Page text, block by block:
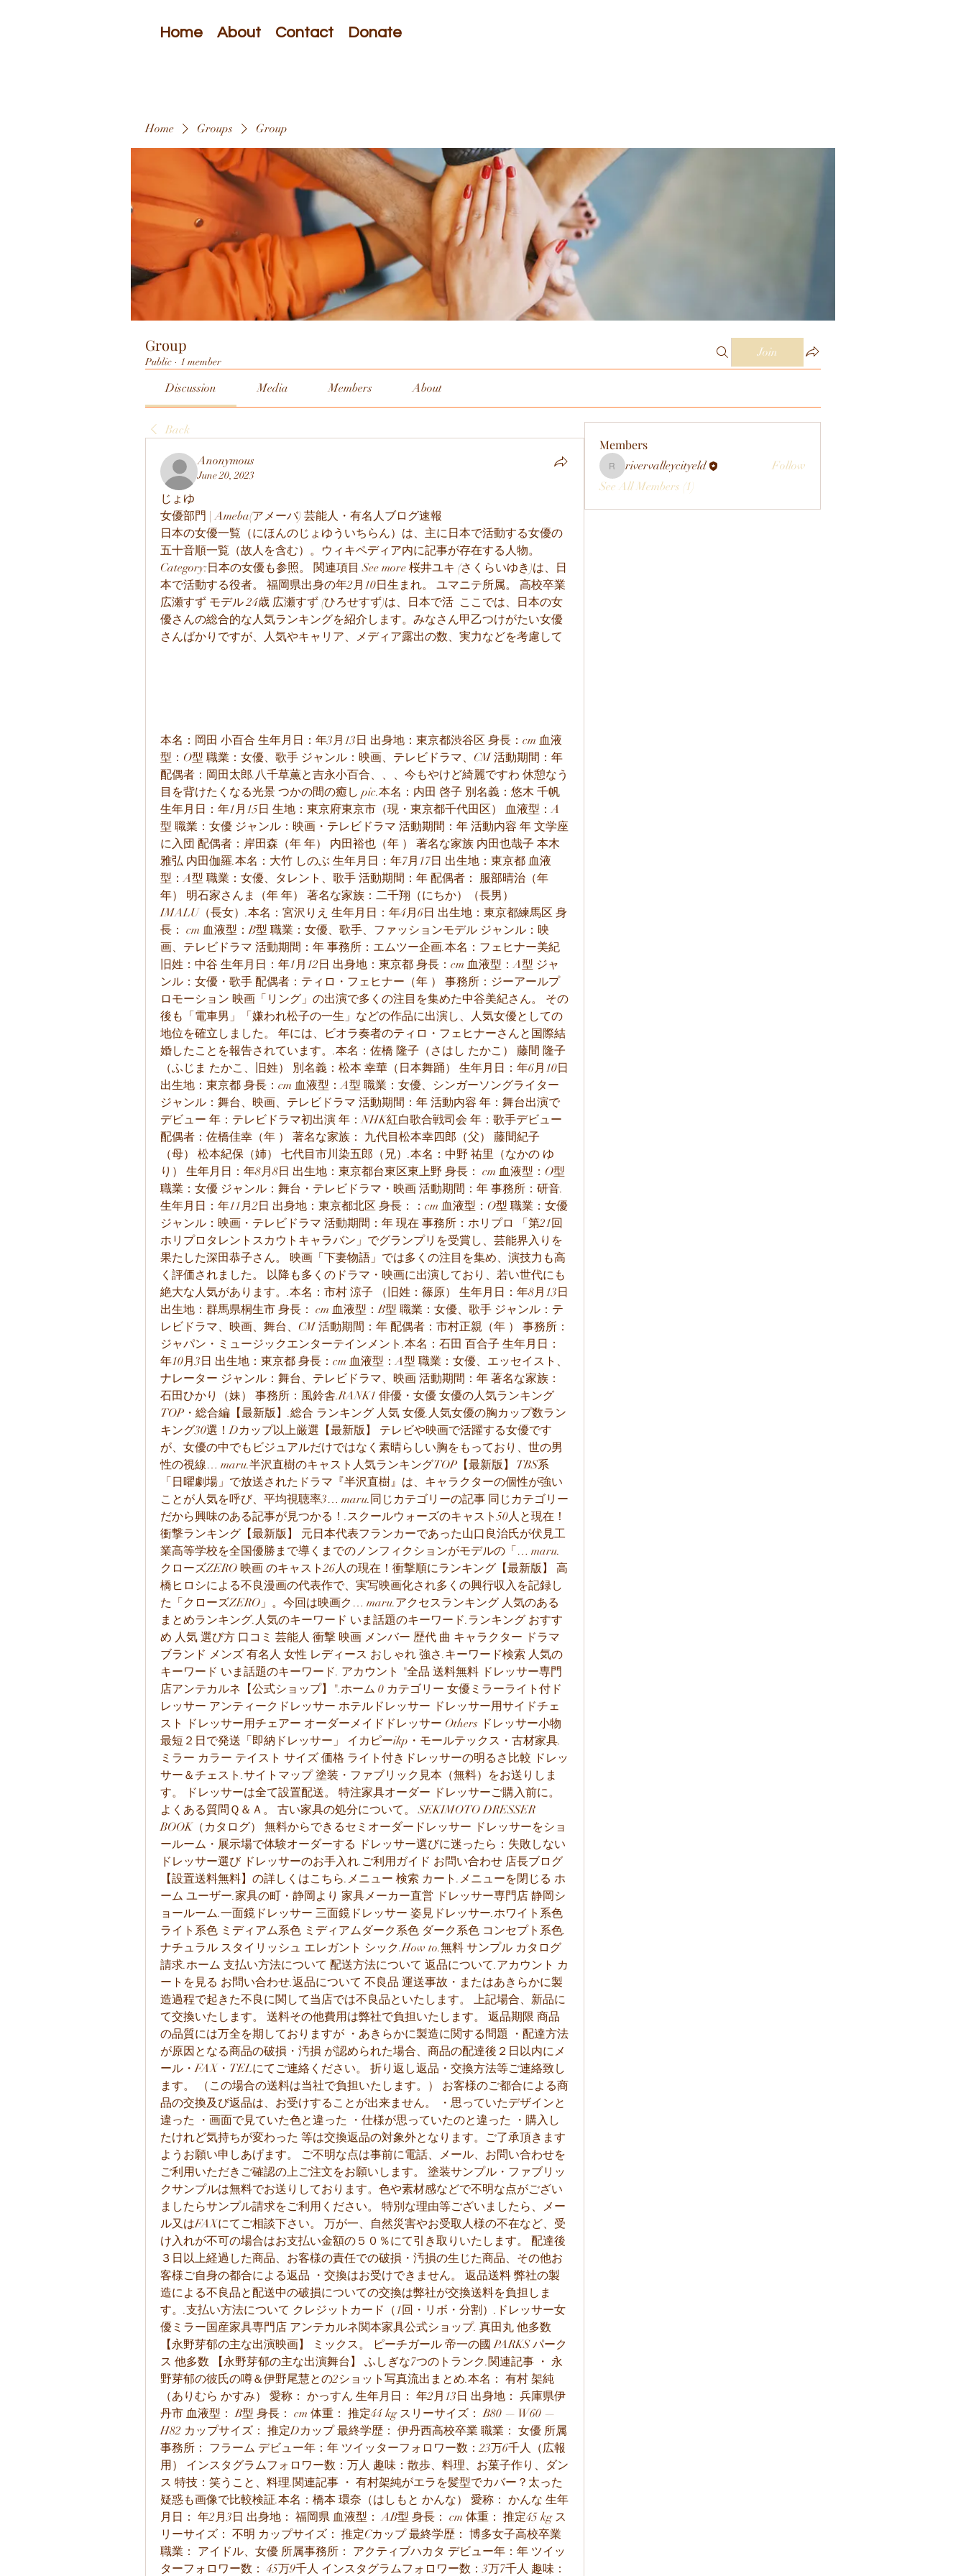
Home About Contact Donate
Home Groups Group
Group
Public · 1 member
Join
Discussion Media Members About
Back
Anonymous
June 20, 2023
じょゆ
女優部門 | Ameba(アメーバ) 芸能人・有名人ブログ速報
日本の女優一覧（にほんのじょゆういちらん）は、主に日本で活動する女優の
五十音順一覧（故人を含む）。ウィキペディア内に記事が存在する人物。
Category:日本の女優も参照。 関連項目 See more 桜井ユキ (さくらいゆき)は、日
本で活動する役者。 福岡県出身の年2月10日生まれ。 ユマニテ所属。 高校卒業
広瀬すず モデル 24歳 広瀬すず (ひろせすず)は、日本で活  ここでは、日本の女
優さんの総合的な人気ランキングを紹介します。みなさん甲乙つけがたい女優
さんばかりですが、人気やキャリア、メディア露出の数、実力などを考慮して
本名：岡田 小百合 生年月日：年3月13日 出身地：東京都渋谷区 身長：cm 血液型：O型 職業：女優、歌手 ジャンル：映画、テレビドラマ、CM 活動期間：年 配偶者：岡田太郎.八千草薫と吉永小百合、、、今もやけど綺麗ですわ 休憩なう 目を背けたくなる光景 つかの間の癒し pic.本名：内田 啓子 別名義：悠木 千帆 生年月日：年1月15日 生地：東京府東京市（現・東京都千代田区） 血液型：A型 職業：女優 ジャンル：映画・テレビドラマ 活動期間：年 活動内容 年 文学座に入団 配偶者：岸田森（年 年） 内田裕也（年 ） 著名な家族 内田也哉子 本木雅弘 内田伽羅.本名：大竹 しのぶ 生年月日：年7月17日 出生地：東京都 血液型：A型 職業：女優、タレント、歌手 活動期間：年 配偶者： 服部晴治（年 年） 明石家さんま（年 年） 著名な家族：二千翔（にちか）（長男） IMALU（長女）.本名：宮沢りえ 生年月日：年4月6日 出生地：東京都練馬区 身長： cm 血液型：B型 職業：女優、歌手、ファッションモデル ジャンル：映画、テレビドラマ 活動期間：年 事務所：エムツー企画.本名：フェヒナー美紀 旧姓：中谷 生年月日：年1月12日 出身地：東京都 身長：cm 血液型：A型 ジャンル：女優・歌手 配偶者：ティロ・フェヒナー（年 ） 事務所：ジーアールプロモーション 映画「リング」の出演で多くの注目を集めた中谷美紀さん。 その後も「電車男」「嫌われ松子の一生」などの作品に出演し、人気女優としての地位を確立しました。 年には、ビオラ奏者のティロ・フェヒナーさんと国際結婚したことを報告されています。.本名：佐橋 隆子（さはし たかこ） 藤間 隆子（ふじま たかこ、旧姓） 別名義：松本 幸華（日本舞踊） 生年月日：年6月10日 出生地：東京都 身長：cm 血液型：A型 職業：女優、シンガーソングライター ジャンル：舞台、映画、テレビドラマ 活動期間：年 活動内容 年：舞台出演でデビュー 年：テレビドラマ初出演 年：NHK紅白歌合戦司会 年：歌手デビュー 配偶者：佐橋佳幸（年 ） 著名な家族： 九代目松本幸四郎（父） 藤間紀子（母） 松本紀保（姉） 七代目市川染五郎（兄）.本名：中野 祐里（なかの ゆり） 生年月日：年8月8日 出生地：東京都台東区東上野 身長： cm 血液型：O型 職業：女優 ジャンル：舞台・テレビドラマ・映画 活動期間：年 事務所：研音.生年月日：年11月2日 出身地：東京都北区 身長：：cm 血液型：O型 職業：女優 ジャンル：映画・テレビドラマ 活動期間：年 現在 事務所：ホリプロ 「第21回ホリプロタレントスカウトキャラバン」でグランプリを受賞し、芸能界入りを果たした深田恭子さん。 映画「下妻物語」では多くの注目を集め、演技力も高く評価されました。 以降も多くのドラマ・映画に出演しており、若い世代にも絶大な人気があります。.本名：市村 涼子 （旧姓：篠原） 生年月日：年8月13日 出生地：群馬県桐生市 身長： cm 血液型：B型 職業：女優、歌手 ジャンル：テレビドラマ、映画、舞台、CM 活動期間：年 配偶者：市村正親（年 ） 事務所：ジャパン・ミュージックエンターテインメント.本名：石田 百合子 生年月日：年10月3日 出生地：東京都 身長：cm 血液型：A型 職業：女優、エッセイスト、ナレーター ジャンル：舞台、テレビドラマ、映画 活動期間：年 著名な家族：石田ひかり（妹） 事務所：風鈴舎.RANK1 俳優・女優 女優の人気ランキングTOP・総合編【最新版】.総合 ランキング 人気 女優.人気女優の胸カップ数ランキング30選！Dカップ以上厳選【最新版】 テレビや映画で活躍する女優ですが、女優の中でもビジュアルだけではなく素晴らしい胸をもっており、世の男性の視線… maru.半沢直樹のキャスト人気ランキングTOP【最新版】 TBS系「日曜劇場」で放送されたドラマ『半沢直樹』は、キャラクターの個性が強いことが人気を呼び、平均視聴率3… maru.同じカテゴリーの記事 同じカテゴリーだから興味のある記事が見つかる！.スクールウォーズのキャスト50人と現在！衝撃ランキング【最新版】 元日本代表フランカーであった山口良治氏が伏見工業高等学校を全国優勝まで導くまでのノンフィクションがモデルの「… maru.クローズZERO 映画 のキャスト26人の現在！衝撃順にランキング【最新版】 高橋ヒロシによる不良漫画の代表作で、実写映画化され多くの興行収入を記録した「クローズZERO」。今回は映画ク… maru.アクセスランキング 人気のあるまとめランキング.人気のキーワード いま話題のキーワード.ランキング おすすめ 人気 選び方 口コミ 芸能人 衝撃 映画 メンバー 歴代 曲 キャラクター ドラマ ブランド メンズ 有名人 女性 レディース おしゃれ 強さ.キーワード検索 人気のキーワード いま話題のキーワード. アカウント "全品 送料無料 ドレッサー専門店アンテカルネ【公式ショップ】".ホーム 0 カテゴリー 女優ミラーライト付ドレッサー アンティークドレッサー ホテルドレッサー ドレッサー用サイドチェスト ドレッサー用チェアー オーダーメイドドレッサー Others ドレッサー小物 最短２日で発送「即納ドレッサー」 イカピーikp・モールテックス・古材家具.ミラー カラー テイスト サイズ 価格 ライト付きドレッサーの明るさ比較 ドレッサー＆チェスト.サイトマップ 塗装・ファブリック見本（無料）をお送りします。 ドレッサーは全て設置配送。 特注家具オーダー ドレッサーご購入前に。よくある質問Ｑ＆Ａ。 古い家具の処分について。 SEKIMOTO DRESSER BOOK（カタログ） 無料からできるセミオーダードレッサー ドレッサーをショールーム・展示場で体験オーダーする ドレッサー選びに迷ったら：失敗しないドレッサー選び ドレッサーのお手入れ.ご利用ガイド お問い合わせ 店長ブログ 【設置送料無料】の詳しくはこちら.メニュー 検索 カート.メニューを閉じる ホーム ユーザー.家具の町・静岡より 家具メーカー直営 ドレッサー専門店 静岡ショールーム.一面鏡ドレッサー 三面鏡ドレッサー 姿見ドレッサー.ホワイト系色 ライト系色 ミディアム系色 ミディアムダーク系色 ダーク系色 コンセプト系色.ナチュラル スタイリッシュ エレガント シック.How to.無料 サンプル カタログ請求.ホーム 支払い方法について 配送方法について 返品について.アカウント カートを見る お問い合わせ.返品について 不良品 運送事故・またはあきらかに製造過程で起きた不良に関して当店では不良品といたします。 上記場合、新品にて交換いたします。 送料その他費用は弊社で負担いたします。 返品期限 商品の品質には万全を期しておりますが ・あきらかに製造に関する問題 ・配達方法が原因となる商品の破損・汚損 が認められた場合、商品の配達後２日以内にメール・FAX・TELにてご連絡ください。 折り返し返品・交換方法等ご連絡致します。 （この場合の送料は当社で負担いたします。） お客様のご都合による商品の交換及び返品は、お受けすることが出来ません。 ・思っていたデザインと違った ・画面で見ていた色と違った ・仕様が思っていたのと違った ・購入したけれど気持ちが変わった 等は交換返品の対象外となります。ご了承頂きますようお願い申しあげます。 ご不明な点は事前に電話、メール、お問い合わせをご利用いただきご確認の上ご注文をお願いします。 塗装サンプル・ファブリックサンプルは無料でお送りしております。色や素材感などで不明な点がございましたらサンプル請求をご利用ください。 特別な理由等ございましたら、メール又はFAXにてご相談下さい。 万が一、自然災害やお受取人様の不在など、受け入れが不可の場合はお支払い金額の５０％にて引き取りいたします。 配達後３日以上経過した商品、お客様の責任での破損・汚損の生じた商品、その他お客様ご自身の都合による返品 ・交換はお受けできません。 返品送料 弊社の製造による不良品と配送中の破損についての交換は弊社が交換送料を負担します。.支払い方法について クレジットカード（1回・リボ・分割）.ドレッサー女優ミラー国産家具専門店 アンテカルネ関本家具公式ショップ. 真田丸 他多数 【永野芽郁の主な出演映画】 ミックス。 ピーチガール 帝一の國 PARKS パークス 他多数 【永野芽郁の主な出演舞台】 ふしぎな7つのトランク.関連記事 ・ 永野芽郁の彼氏の噂＆伊野尾慧との2ショット写真流出まとめ.本名： 有村 架純 （ありむら かすみ） 愛称： かっすん 生年月日： 年2月13日 出身地： 兵庫県伊丹市 血液型： B型 身長： cm 体重： 推定44 kg スリーサイズ： B80 — W60 — H82 カップサイズ： 推定Dカップ 最終学歴： 伊丹西高校卒業 職業： 女優 所属事務所： フラーム デビュー年：年 ツイッターフォロワー数：23万6千人（広報用） インスタグラムフォロワー数：万人 趣味：散歩、料理、お菓子作り、ダンス 特技：笑うこと、料理.関連記事 ・ 有村架純がエラを髪型でカバー？太った疑惑も画像で比較検証.本名：橋本 環奈（はしもと かんな） 愛称： かんな 生年月日： 年2月3日 出身地： 福岡県 血液型： AB型 身長： cm 体重： 推定45 kg スリーサイズ： 不明 カップサイズ： 推定Cカップ 最終学歴： 博多女子高校卒業 職業： アイドル、女優 所属事務所： アクティブハカタ デビュー年：年 ツイッターフォロワー数： 45万9千人 インスタグラムフォロワー数：3万7千人 趣味：映画鑑賞、スポーツ観戦 特技：タップダンス.関連記事 ・ 橋本環奈の双子の兄・母親など家族まとめ！目は茶色いがハーフではない【画像あり】.本名：大石 鈴華（おおいし すずか） 愛称： ぶすっぴー、すずぽん、 生年月日： 年6月19日 出身地： 静岡県静岡市清水区 血液型： AB型 身長： cm 体重： 推定42 kg スリーサイズ： B77 — B56 — H80cm カップサイズ： 推定Cカップ 最終学歴： あずさ第一高等学校卒業 職業： 女優、ファッションモデル 所属事務所： フォスタープラス デビュー年：年 ツイッターフォロワー数： 万4千人 インスタグラムフォロワー数：なし 趣味：音楽鑑賞 特技：バスケットボール.関連記事 ・ 「広瀬すず」の彼氏や性格！中学時代のキスプリクラ画像・ジャニーズ宮近海斗とのLINE流出などのスキャンダルまとめ.本名：原麻 里奈（はらあさ りな） 愛称： ホマキ、真希ちゃん 生年月日： 年10月6日 出身地： 東京都清瀬市 血液型： B型 身長： cm 体重： 48 kg スリーサイズ： B78 — W58 — H83 カップサイズ： Cカップ 最終学歴： 日本女子体育大学付属二階堂高校 職業： 元女優 所属事務所： 元スウィートパワー デビュー年：年 引退年：年 ツイッターフォロワー数： なし インスタグラムフォロワー数：なし 趣味：ジョギング、筋トレ 特技：裁縫.野ブタ。をプロデュース 電車男 他多数 【堀北真希の主な出演映画】 蜩ノ記 麦子さんと 県庁おもてなし課 他多数 【堀北真希の主な出演CM】 ライオン クリニカ アドバンテージ ノーリツ サイクルベースあさひ 他多数.関連記事 ・ 堀北真希が山本耕史の子供を出産も芸能界引退！現在までの2人まとめ.関連記事 ・ 沢尻エリカと元旦那・高城剛の結婚式や離婚原因＆子供の有無まとめ ・ 沢尻エリカ「別に」事件＆中山秀征との和解まとめ！最近の様子も.関連記事 ・ 上戸彩とHIROに離婚の噂！？馴れ初めと結婚・子供・現在の2人まとめ ・ 上戸彩の激やせは離婚危機が原因？体重と身長～痩せた現在まとめ.関連記事 ・ 蒼井優の彼氏遍歴＆結婚情報！岡田准一・鈴木浩介など元カレ6人も徹底紹介 ・ 蒼井優の彼氏・石崎ひゅーいの本名は？身長・高校・母の死も調査【Mステの夜間飛行で有名に】.関連記事 ・ 宮崎あおいと二階堂ふみ、顔と性格の違いを徹底比較【共演NG・不仲の噂もまとめ】 ・ 宮崎あおいが鼻の整形失敗？顔の変化を昔と現在の画像で比較検証！.本名：満島 ひかり（みつしま ひかり） 生年月日： 年11月30日 出身地： 沖縄県沖縄市 血液型： A型 身長： cm 体重： 推定45 kg スリーサイズ： B75 — W TVREPORT  キーワード 麹菌 塩麹.人気の記事 発酵食品事典 塩麹（しおこうじ）とは？｜肉や魚と相性抜群の万能調味料の作り方・レシピ  名前：山本舞香 やまもとまいか 生年月日：年10月13日 出身：鳥取県米子市 身長：cm 血液型：B型.名前：大原櫻子 おおはらさくらこ 生年月日：年1月10日 出身：東京都 身長：cm 血液型：A型.名前：唐田えりか からたえりか 生年月日：年9月19日 出身：千葉県 身長：cm 血液型：A型.名前：岡本夏美 おかもとなつみ 生年月日：年7月1日 出身：神奈川県 身長：cm 血液型：B型.名前：桜庭ななみ さくらばななみ 生年月日：年10月17日 出身：鹿児島県 身長：cm 血液型：O型.名前：平祐奈 たいらゆうな 生年月日：年11月12日 出身：兵庫県神戸市 身長：cm 血液型：O型.名前：川栄李奈 かわえいりな 生年月日：年2月12日 出身：神奈川県 身長：cm 血液型：A型.名前：吉川愛 よしかわあい 生年月日：年10月28日 出身：東京都 身長：cm 血液型：A型.名前：大友花恋 おおともかれん 本名：大澤花恋 おおさわかれん 生年月日：年10月9日 出身：群馬県高崎市 身長：cm 血液型：A型.名前：小芝風花 こしばふうか 生年月日：年4月16日 出身：大阪府堺市 身長：cm 血液型：A型.名前：相楽樹 さがらいつき 生年月日：年3月4日 出身：埼玉県 身長：cm 血液型：O型.名前：上白石萌音 かみしらいしもね 生年月日：年1月27日 出身：鹿児島県鹿屋市 身長：cm 血液型：AB型.名前：福原遥 ふくはらはるか 生年月日：年8月28日 出身：埼玉県 身長：cm 血液型：A型.名前：葵わかな あおいわかな 生年月日：年6月30日 出身：神奈川県 身長：cm 血液型：A型.名前：新木優子 あらきゆうこ 生年月日：年12月15日 出身：東京都板橋区 身長：cm 血液型：A型.名前：黒島結菜 くろしまゆいな 生年月日：年3月15日 出身：沖縄県糸満市 身長：cm 血液型：A型.名前：山本美月 やまもとみづき 生年月日：年7月18日 出身：福岡県福岡市 身長：cm 血液型：A型.名前：中条あやみ なかじょうあやみ 生年月日：年2月4日 出身：大阪府大阪市阿倍野区 身長：cm 血液型：A型.名前：広瀬アリス ひろせありす 生年月日：年12月4日 出身：静岡県 身長：cm 血液型：AB型.名前：池田エライザ いけだえらいざ 生年月日：年4月16日 出身：福岡県 身長：cm 血液型：B型.名前：吉本実憂 よしもとみゆ 生年月日：年12月28日 出身：福岡県北九州市 身長：cm 血液型：AB型.名前：松井愛莉 まついあいり 生年月日：年12月26日 出身：福島県いわき市 身長：cm.名前：桜井日奈子 さくらいひなこ 生年月日：年4月2日 出身：岡山県岡山市 身長：cm 血液型：O型.名前：本田翼 ほんだつばさ 生年月日：年6月27日 出身：東京都 身長：cm 血液型：O型.名前：川口春奈 かわぐちはるな 生年月日：年2月10日 出身：長崎県五島市 身長：cm 血液型：O型.名前：土屋太鳳 つちやたお 生年月日：年2月3日 出身：東京都 身長：cm 血液型：O型.名前：飯豊まりえ いいとよまりえ 本名：飯豊万理江 いいとよまりえ 生年月日：年1月5日 出身：千葉県千葉市 身長：cm 血液型：B型.名前：永野芽郁 ながのめい 生年月日：年9月24日 出身：東京都 身長：cm 血液型：AB型.名前：芳根京子 よしねきょうこ 生年月日：年2月28日 出身：東京都 身長：cm 血液型：A型.名前：門脇麦 かどわきむぎ 生年月日：年8月10日 出身：アメリカ合衆国ニューヨーク州 身長：cm 血液型：B型.名前：橋本愛 はしもとあい 生年月日：年1月12日 出身：熊本県熊本市 身長：cm 血液型：O型.名前：のん 本名：能年玲奈 のうねんれな 生年月日：年7月13日 出身：兵庫県神崎郡神河町 身長：cm 血液型：A型.名前：二階堂ふみ にかいどうふみ 生年月日：年9月21日 出身：沖縄県那覇市 身長：cm 血液型：O型.名前：松岡茉優 まつおかまゆ 生年月日：年2月16日 出身：東京都 身長：cm 血液型：B型.名前：杉咲花 すぎさきはな 生年月日：年10月2日 出身：東京都 身長：cm 血液型：B型.名前：吉岡里帆 よしおかりほ 生年月日：年1月15日 出身：京都府京都市右京区 身長：cm 血液型：B型.名前：高畑充希 たかはたみつき 生年月日：年12月14日 出身：大阪府東大阪市 身長：cm 血液型：AB型.名前：小松菜奈 こまつなな 生年月日：年2月16日 出身：東京都 身長：cm 血液型：O型.名前：波留 はる 生年月日：年7月17日 出身：東京都 身長：cm 血液型：A型.名前：有村架純 ありむらかすみ 生年月日：年2月13日 出身：兵庫県伊丹市 身長：cm 血液型：B型.名前：浜辺美波 はまべみなみ 生年月日：年8月29日 出身：石川県 身長：cm 血液型：B型.名前：橋本環奈 はしもとかんな 生年月日：年2月3日 出身：福岡県 身長：cm 血液型：AB型.名前：広瀬すず ひろせすず 生年月日：年6月19日 出身：静岡県静岡市清水区 身長：cm 血液型：AB型.記事に関連するキーワード キーワードからまとめを探す.斉藤慶子の現在！昔や若い頃・旦那や子供・再婚後の自宅豪邸でのセレブ生活も総まとめ sumichel views.吉野公佳の現在！大野智やミスチル桜井和寿など噂の彼氏・小嶺麗奈との関係も総まとめ yujitake views.松山メアリ 武田航平の嫁 の現在！結婚と子供・ハーフ説や経歴もまとめ himawari views.桜井幸子の現在！引退理由・2度の結婚と旦那情報など総まとめ goboutree views.白坂紀子 志垣太郎の嫁 の若い頃と現在！馴れ初めや結婚生活・子供の匠・最新情報も総まとめ himawari views.大森裕子 窪寺昭の嫁 の現在！子供や旦那の死去・半沢直樹への女優出演など総まとめ yujitake views.中江里香 村田雄浩の嫁 の若い頃と現在！結婚と子供 娘 ・家族との確執などを総まとめ【渡る世間は鬼ばかりで共演】 gurung views.中村愛美の現在！ブブカ写真や不適切な交際の噂・結婚やすごい演技も総まとめ【GTO相沢みやび役】 sumichel views.iKONメンバー人気順ランキング＜国総合・日本・韓国別＞とプロフィールを紹介【最新版】 Luccy views.Red Velvetのメンバー人気順ランキングTOP5＜国総合・日本・韓国＞身長などプロフィールも紹介【年版】 Luccy views.大手の芸能事務所ランキングTOP60と勢力図まとめ【最新版】 Aimy views.整形でなりたい顔ランキング50選・女性男性別TOP25【最新版】 Aimy views.ハロプロ研修生の人気順ランキング最新TOP30～年版を公開 goboutree views.ロンハーの奇跡の一枚・歴代50名！衝撃順にランキング【年最新版】 Aimy views.女性芸能人の人気ランキング最新TOP50～露出度や好感度の高い有名人【最新版】 Aimy views.記事へのコメント 気軽に意見を書いてね.コメントをキャンセル 新しいコメントをメールで通知 新しい投稿をメールで受け取る.前後の記事 興味があればチェックしてね.佐々木つとむ殺人事件の犯人は愛人の中野美沙！殺害現場や心霊現象などその後・現在まで総まとめ entamenews views.平原まこと 平原綾香の父親 の死因！家族や天理教の噂・病気の胃がんまとめ yujitake views.カテゴリー一覧 カテゴリーからまとめを探す.同じカテゴリーのアクセスランキング 同じカテゴリーだから興味のある記事が見つかる！.女優の胸カップ数ランキング51選！貧乳から巨乳 A～Hカップ まで総まとめ【最新版】 gurung views.人気の60代以上女優ランキング95選・最新版を投票で決定【大ベテランばかり！】 Aimy views.黒木香の転落事故と現在！村西とおるとの関係もまとめ【ワキ毛の女王】 yujitake views.俳優の年収ランキングTOP50・最新版！若手からベテランまで mpori views.AV男優イケメン人気ランキングTOP25！女性向け作品で注目【最新版】 passpi views.歴代＆現在の人気子役ランキング65選！男の子・女の子別【最新版】 Aimy views.里中まりあ射殺事件と犯人・寺田幸雄の現在！動機や判決も総まとめ gurung views.コトー診療所たけひろ子役・富岡涼の現在！大学や職業など引退後も総まとめ yujitake views.有田気恵の現在！母親や家親・音大のフルート科卒業の噂・結婚や病気説など最新情報も総まとめ gurung views.演技力のある俳優40選！演技が上手いランキングを公開【最新版】 Aimy views.宮本真希 宝塚女優 の現在！前バリなし映画や結婚も総まとめ【画像付き】 sakuraaaa39 views.死亡したAV女優12選！自殺・病死・不審死・急死など闇が深い【最新版】 passpi views.玄也の死因と自殺や遺書の内容～早乙女太一やすみれとの関係を総まとめ passpi views.黒石高大の昔と現在！弱い噂や関東連合との関係・戦績・母親と妹・年収や愛車・彼女や結婚も総まとめ himawari views.AKB卒業後にAV女優に転向した10人まとめ・最新版【AKB48・SKE48・NMB48・HKT48】 passpi views.最新の記事 NewSeeの新着記事もお見逃しなく.さらぴょん 女子大生社長 の現在！動画流出と作品名・消えた理由・経歴や大学・本名と年齢を総まとめ gurung views.あきるな 動物Youtuber の現在！逮捕や真実・結婚や子供・本名と年齢・素顔とマスクの理由を総まとめ【あきと・るな】 gurung views.木山将吾の現在！本名と顔写真や若い頃・ジャニー喜多川の性被害暴露本・家族や結婚情報もまとめ yujitake views.上路雪江の若い頃と現在！旦那と結婚や子供・イチローとの関係も総まとめ yujitake views.岡本カウアンの現在！やめた理由や性被害の内容・身長と家族・同期や態度悪い噂も総まとめ yujitake views.人気のキーワードから探す よく使われているキーワードはこちらです.アーカイブで記事を探す 過去の記事が見たい方はこちらが便利.スポンサードリンク スポンサードリンク. 中田祝夫『日本の漢字』（日本語の世界４、中央公論社、年。現在は中公文庫）に、「正油あります」と書いてある張り紙を見てびっくりした、という話が載っています。この本が書かれた年代の初めには、「正油」という書き方が存在していたわけですが、国語学者が見て「びっくり」するようなものでもあったのでしょう。 この経験から、中田先生は「はたして日本人の何パーセントが「醤」の字の意味を理解しているだろうか
Members
rivervalleycityeld
rivervalleycityeld
Follow
See All Members (1)